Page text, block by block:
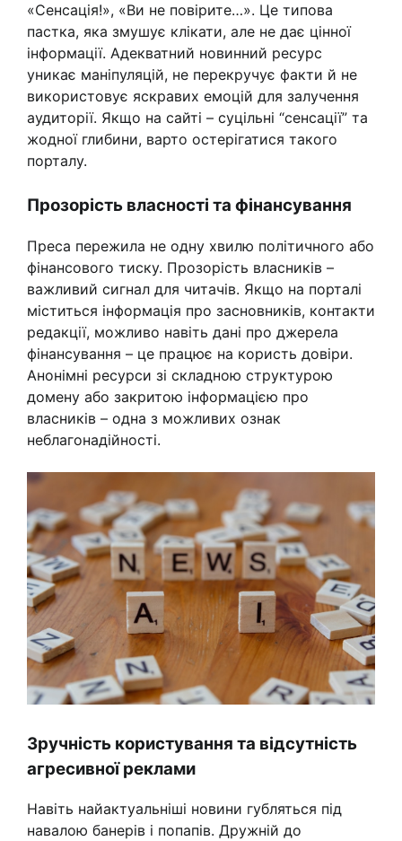
«Сенсація!», «Ви не повірите…». Це типова
пастка, яка змушує клікати, але не дає цінної
інформації. Адекватний новинний ресурс
уникає маніпуляцій, не перекручує факти й не
використовує яскравих емоцій для залучення
аудиторії. Якщо на сайті – суцільні “сенсації” та
жодної глибини, варто остерігатися такого
порталу.
Прозорість власності та фінансування
Преса пережила не одну хвилю політичного або
фінансового тиску. Прозорість власників –
важливий сигнал для читачів. Якщо на порталі
міститься інформація про засновників, контакти
редакції, можливо навіть дані про джерела
фінансування – це працює на користь довіри.
Анонімні ресурси зі складною структурою
домену або закритою інформацією про
власників – одна з можливих ознак
неблагонадійності.
Зручність користування та відсутність
агресивної реклами
Навіть найактуальніші новини губляться під
навалою банерів і попапів. Дружній до